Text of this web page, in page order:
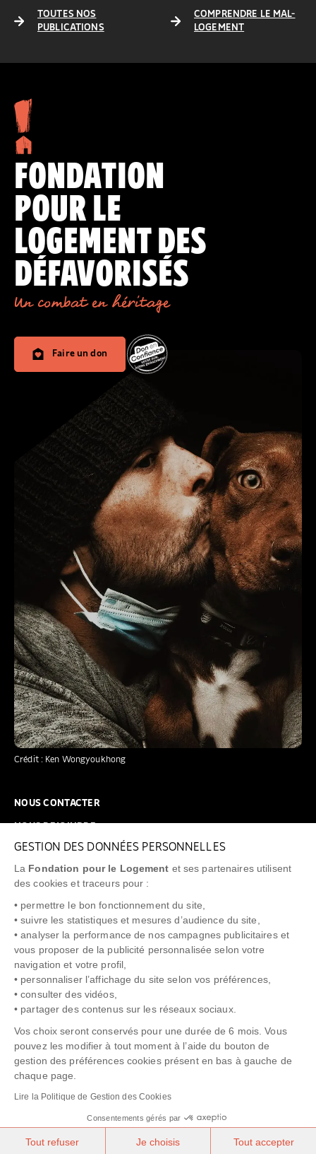
GESTION DES DONNÉES PERSONNELLES
La Fondation pour le Logement et ses partenaires utilisent
des cookies et traceurs pour :
• permettre le bon fonctionnement du site,
• suivre les statistiques et mesures d’audience du site,
• analyser la performance de nos campagnes publicitaires et
vous proposer de la publicité personnalisée selon votre
navigation et votre profil,
• personnaliser l’affichage du site selon vos préférences,
• consulter des vidéos,
• partager des contenus sur les réseaux sociaux.
Vos choix seront conservés pour une durée de 6 mois. Vous
pouvez les modifier à tout moment à l’aide du bouton de
gestion des préférences cookies présent en bas à gauche de
chaque page.
Lire la Politique de Gestion des Cookies
Consentements gérés par
Tout refuser Je choisis Tout accepter
TOUTES NOS
PUBLICATIONS
COMPRENDRE LE MAL-
LOGEMENT
Crédit : Ken Wongyoukhong
FONDATION
POUR LE
LOGEMENT DES
DÉFAVORISÉS
Un combat en héritage
Faire un don
NOUS CONTACTER
FAQ
NEWSLETTER
"Allô Prévention Expulsion" 0805 299 049
POLITIQUE COOKIES CRÉDITS